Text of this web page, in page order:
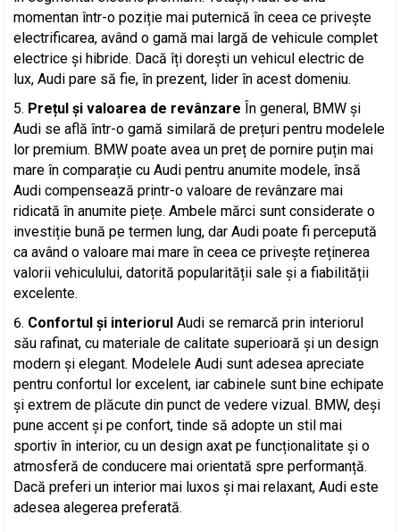
momentan într-o poziție mai puternică în ceea ce privește
electrificarea, având o gamă mai largă de vehicule complet
electrice și hibride. Dacă îți dorești un vehicul electric de
lux, Audi pare să fie, în prezent, lider în acest domeniu.
Prețul și valoarea de revânzare În general, BMW și
Audi se află într-o gamă similară de prețuri pentru modelele
lor premium. BMW poate avea un preț de pornire puțin mai
mare în comparație cu Audi pentru anumite modele, însă
Audi compensează printr-o valoare de revânzare mai
ridicată în anumite piețe. Ambele mărci sunt considerate o
investiție bună pe termen lung, dar Audi poate fi percepută
ca având o valoare mai mare în ceea ce privește reținerea
valorii vehiculului, datorită popularității sale și a fiabilității
excelente.
Confortul și interiorul Audi se remarcă prin interiorul
său rafinat, cu materiale de calitate superioară și un design
modern și elegant. Modelele Audi sunt adesea apreciate
pentru confortul lor excelent, iar cabinele sunt bine echipate
și extrem de plăcute din punct de vedere vizual. BMW, deși
pune accent și pe confort, tinde să adopte un stil mai
sportiv în interior, cu un design axat pe funcționalitate și o
atmosferă de conducere mai orientată spre performanță.
Dacă preferi un interior mai luxos și mai relaxant, Audi este
adesea alegerea preferată.